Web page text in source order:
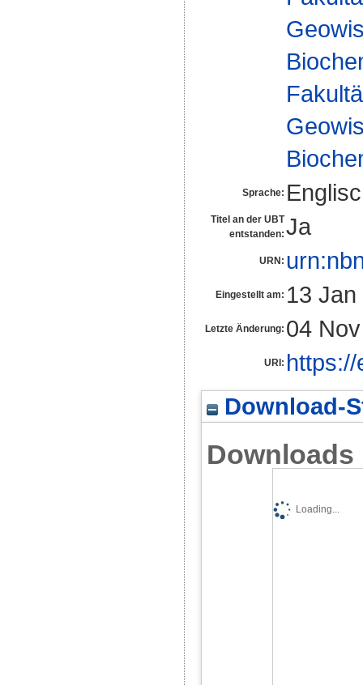
Sprache:
Titel an der UBT
entstanden: Ja
URN:
Eingestellt am: 13
Letzte Änderung: 04
URI:
Download-
Downloads
Loading...